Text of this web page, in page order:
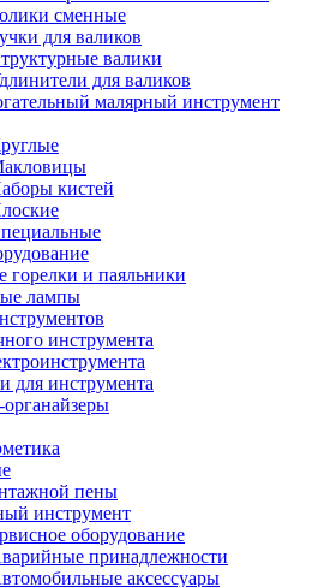
сменные
для валиков
валики
для валиков
малярный инструмент
кистей
горелки и паяльники
лампы
инструмента
для инструмента
пены
инструмент
оборудование
принадлежности
аксессуары